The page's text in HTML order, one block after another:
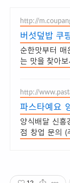
http://
버섯덮밥 쿠
순한맛부터
는 맛을 찾아
http://
파스타예요
점 돌파
양식배달 신흥
점 창업 문의 (